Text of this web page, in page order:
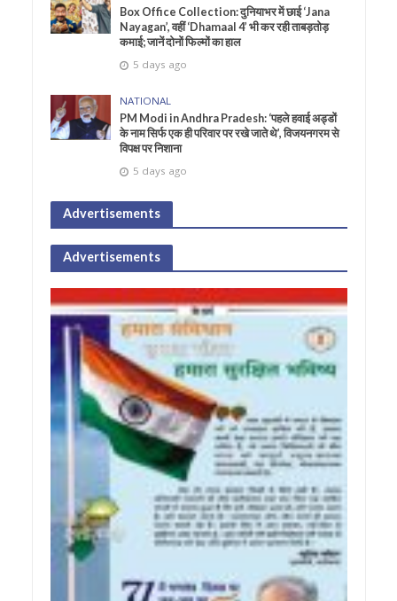
Box Office Collection: दुनियाभर में छाई ‘Jana
Nayagan’, वहीं ‘Dhamaal 4’ भी कर रही ताबड़तोड़
कमाई; जानें दोनों फिल्मों का हाल
5 days ago
NATIONAL
PM Modi in Andhra Pradesh: ‘पहले हवाई अड्डों
के नाम सिर्फ एक ही परिवार पर रखे जाते थे’, विजयनगरम से
विपक्ष पर निशाना
5 days ago
Advertisements
Advertisements